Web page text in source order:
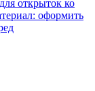
открыток ко
оформить